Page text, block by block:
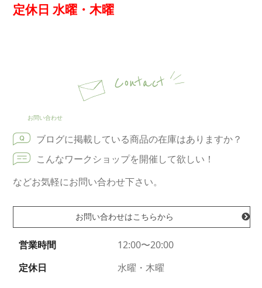
定休日 水曜・木曜
Contact
お問い合わせ
ブログに掲載している商品の在庫はありますか？
こんなワークショップを開催して欲しい！
などお気軽にお問い合わせ下さい。
お問い合わせはこちらから
営業時間
12:00〜20:00
定休日
水曜・木曜